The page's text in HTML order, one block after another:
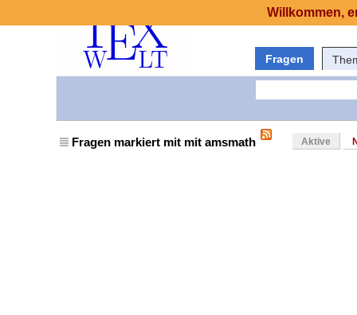
Fragen
Fragen markiert mit mit amsmath Aktive
Willkommen,